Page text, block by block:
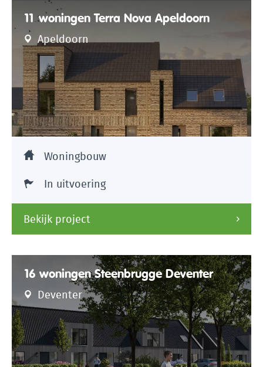
11 woningen Terra Nova Apeldoorn
Apeldoorn
Woningbouw
In uitvoering
Bekijk project
16 woningen Steenbrugge Deventer
Deventer